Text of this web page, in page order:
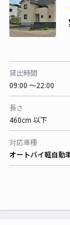
貸出時間
09:00 〜22:00
長さ
460cm 以下
対応車種
オートバイ軽自動